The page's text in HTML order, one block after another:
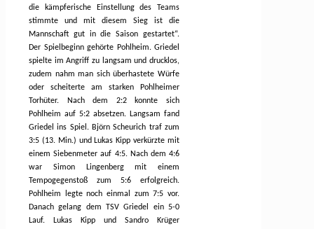
die kämpferische Einstellung des Teams
stimmte und mit diesem Sieg ist die
Mannschaft gut in die Saison gestartet“.
Der Spielbeginn gehörte Pohlheim. Griedel
spielte im Angriff zu langsam und drucklos,
zudem nahm man sich überhastete Würfe
oder scheiterte am starken Pohlheimer
Torhüter. Nach dem 2:2 konnte sich
Pohlheim auf 5:2 absetzen. Langsam fand
Griedel ins Spiel. Björn Scheurich traf zum
3:5 (13. Min.) und Lukas Kipp verkürzte mit
einem Siebenmeter auf 4:5. Nach dem 4:6
war Simon Lingenberg mit einem
Tempogegenstoß zum 5:6 erfolgreich.
Pohlheim legte noch einmal zum 7:5 vor.
Danach gelang dem TSV Griedel ein 5-0
Lauf. Lukas Kipp und Sandro Krüger